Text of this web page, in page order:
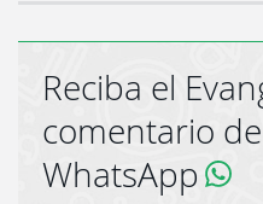
Reciba el
comentario
WhatsApp